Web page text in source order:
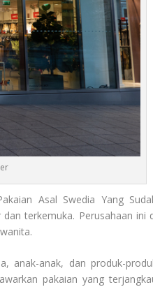
Asal Swedia Yang
terkemuka. Perusahaan ini
anak-anak, dan produk-
pakaian yang